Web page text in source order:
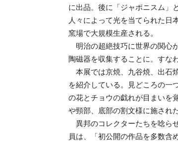
に出品。後に「ジャポニスム」
人々によって光を当てられた日
窯場で大規模生産される。
明治の超絶技巧に世界の関心
陶磁器を収集することに。すな
本展では京焼、九谷焼、出石
を紹介している。見どころの一
の花とチョウの戯れが目まいを
や頸部、底部の割文様に施され
異邦のコレクターたちを唸ら
員は、「初公開の作品を多数含